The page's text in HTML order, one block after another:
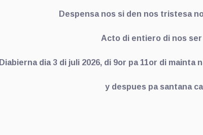
Despensa nos si den nos tristesa
Acto di entiero di nos
Diabierna dia 3 di juli 2026, di 9or pa 11or di mainta
y despues pa santana